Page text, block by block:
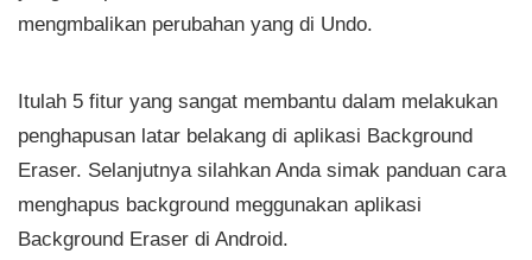
mengmbalikan perubahan yang di Undo.
Itulah 5 fitur yang sangat membantu dalam melakukan
penghapusan latar belakang di aplikasi Background
Eraser. Selanjutnya silahkan Anda simak panduan cara
menghapus background meggunakan aplikasi
Background Eraser di Android.